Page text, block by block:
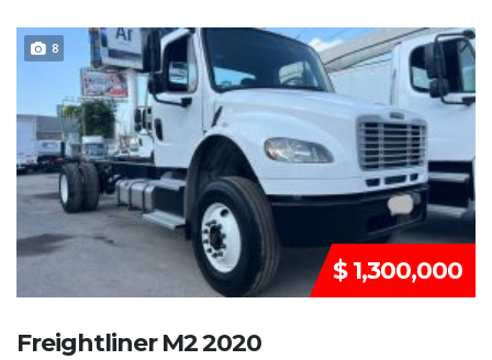
8 DISPONIBLE
$ 1,300,000
Freightliner M2 2020